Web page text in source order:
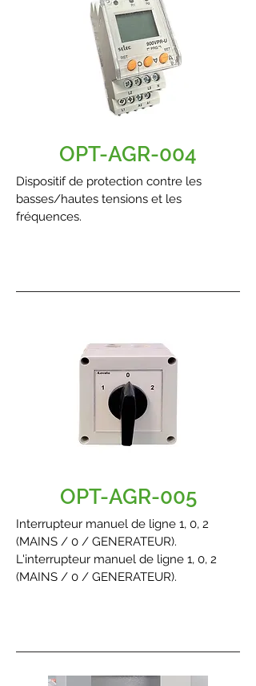
OPT-AGR-004
Dispositif de protection contre les
basses/hautes tensions et les
fréquences.
OPT-AGR-005
Interrupteur manuel de ligne 1, 0, 2
(MAINS / 0 / GENERATEUR).
L'interrupteur manuel de ligne 1, 0, 2
(MAINS / 0 / GENERATEUR).